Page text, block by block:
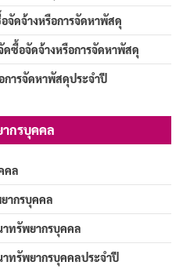
จัดจ้างหรือการจัดหาพัสดุ
ดซื้อจัดจ้างหรือการจัดหาพัสดุ
การจัดหาพัสดุประจำปี
กรบุคคล
คล
ากรบุคคล
ทรัพยากรบุคคล
ทรัพยากรบุคคลประจำปี